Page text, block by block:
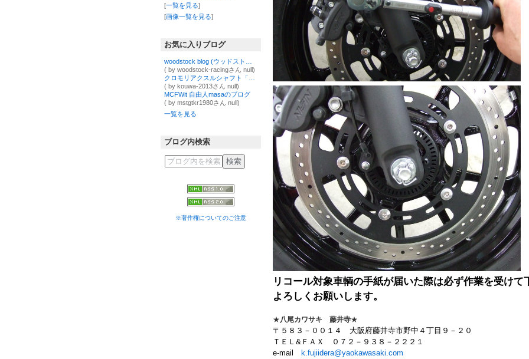
[一覧を見る]
[画像一覧を見る]
お気に入りブログ
( by woodstock-racingさん null)
( by kouwa-2013さん null)
MCFWit 自由人masaのブログ
( by mstgtkr1980さん null)
一覧を見る
ブログ内検索
※著作権についてのご注意
リコール対象車輌の手紙が届いた際は必ず作業を受けて
よろしくお願いします。
★八尾カワサキ 藤井寺★
〒５８３－００１４ 大阪府藤井寺市野中４丁目９－２０
ＴＥＬ&ＦＡＸ ０７２－９３８－２２２１
e-mail
k.fujiidera@yaokawasaki.com